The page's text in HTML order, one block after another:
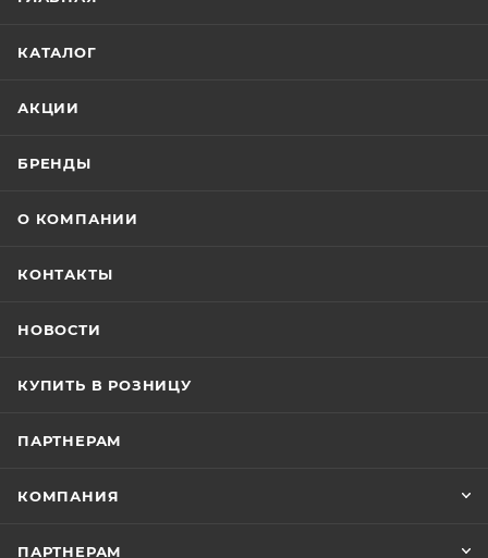
КАТАЛОГ
АКЦИИ
БРЕНДЫ
О КОМПАНИИ
КОНТАКТЫ
НОВОСТИ
КУПИТЬ В РОЗНИЦУ
ПАРТНЕРАМ
КОМПАНИЯ
ПАРТНЕРАМ